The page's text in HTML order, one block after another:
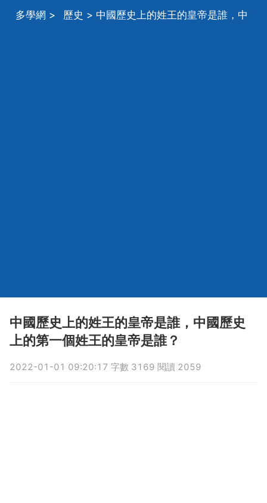
多學網 > 歷史 > 中國歷史上的姓王的皇帝是誰，中
中國歷史上的姓王的皇帝是誰，中國歷史
上的第一個姓王的皇帝是誰？
2022-01-01 09:20:17 字數 3169 閱讀 2059